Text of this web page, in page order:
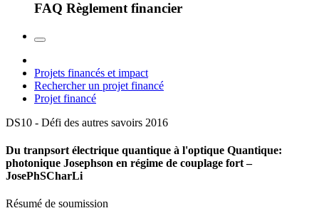
FAQ Règlement financier
Projets financés et impact
Rechercher un projet financé
Projet financé
DS10 - Défi des autres savoirs 2016
Du tranpsort électrique quantique à l'optique Quantique:
photonique Josephson en régime de couplage fort –
JosePhSCharLi
Résumé de soumission